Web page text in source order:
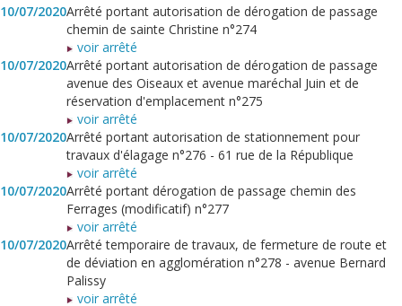
10/07/2020Arrêté portant autorisation de dérogation de passage
chemin de sainte Christine n°274
voir arrêté
10/07/2020Arrêté portant autorisation de dérogation de passage
avenue des Oiseaux et avenue maréchal Juin et de
réservation d'emplacement n°275
voir arrêté
10/07/2020Arrêté portant autorisation de stationnement pour
travaux d'élagage n°276 - 61 rue de la République
voir arrêté
10/07/2020Arrêté portant dérogation de passage chemin des
Ferrages (modificatif) n°277
voir arrêté
10/07/2020Arrêté temporaire de travaux, de fermeture de route et
de déviation en agglomération n°278 - avenue Bernard
Palissy
voir arrêté